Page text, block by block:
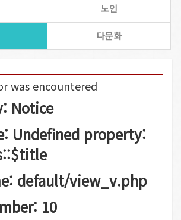
노인
다문화
was encountered
Notice
Undefined property:
default/view_v.php
10